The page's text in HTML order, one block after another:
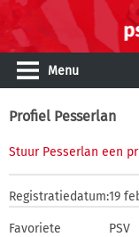
Menu
Profiel Pesserlan
Stuur Pesserlan een
Registratiedatum:19
Favoriete
PSV